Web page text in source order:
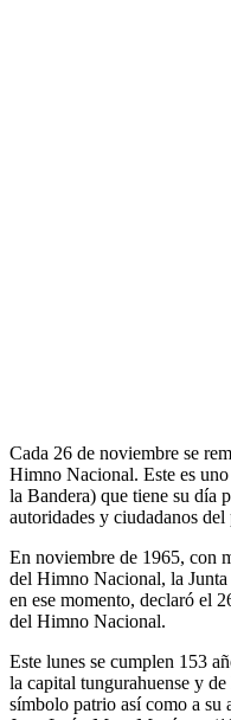
Cada 26 de noviembre se
Himno Nacional. Este es
la Bandera) que tiene su día
autoridades y ciudadanos del
En noviembre de 1965, con
del Himno Nacional, la
en ese momento, declaró el
del Himno Nacional.
Este lunes se cumplen 153
la capital tungurahuense y
símbolo patrio así como a su